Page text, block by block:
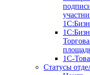
1С-
Статусы